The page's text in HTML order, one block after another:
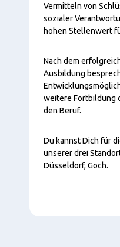
Vermitteln von
sozialer
hohen Stellenwert
Nach dem
Ausbildung
weitere Fortbildung
den Beruf.
Du kannst Dich für
unserer drei
Düsseldorf, Goch.